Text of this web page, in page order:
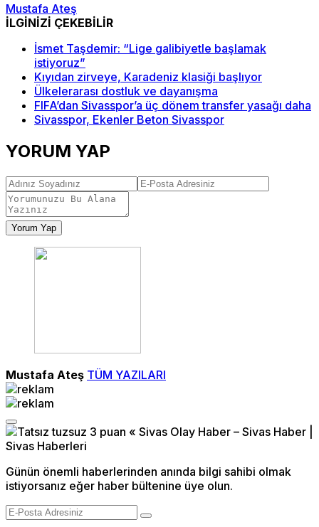
Mustafa Ateş
İLGİNİZİ ÇEKEBİLİR
İsmet Taşdemir: “Lige galibiyetle başlamak
istiyoruz”
Kıyıdan zirveye, Karadeniz klasiği başlıyor
Ülkelerarası dostluk ve dayanışma
FIFA’dan Sivasspor’a üç dönem transfer yasağı daha
Sivasspor, Ekenler Beton Sivasspor
YORUM YAP
Yorum Yap
Mustafa Ateş TÜM YAZILARI
Günün önemli haberlerinden anında bilgi sahibi olmak
istiyorsanız eğer haber bültenine üye olun.